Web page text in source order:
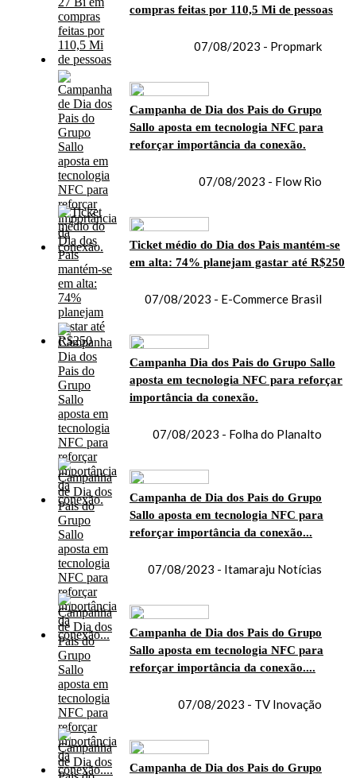
compras feitas por 110,5 Mi de pessoas
07/08/2023 - Propmark
Campanha de Dia dos Pais do Grupo
Sallo aposta em tecnologia NFC para
reforçar importância da conexão.
07/08/2023 - Flow Rio
Ticket médio do Dia dos Pais mantém-se
em alta: 74% planejam gastar até R$250
07/08/2023 - E-Commerce Brasil
Campanha Dia dos Pais do Grupo Sallo
aposta em tecnologia NFC para reforçar
importância da conexão.
07/08/2023 - Folha do Planalto
Campanha de Dia dos Pais do Grupo
Sallo aposta em tecnologia NFC para
reforçar importância da conexão...
07/08/2023 - Itamaraju Notícias
Campanha de Dia dos Pais do Grupo
Sallo aposta em tecnologia NFC para
reforçar importância da conexão....
07/08/2023 - TV Inovação
Campanha de Dia dos Pais do Grupo